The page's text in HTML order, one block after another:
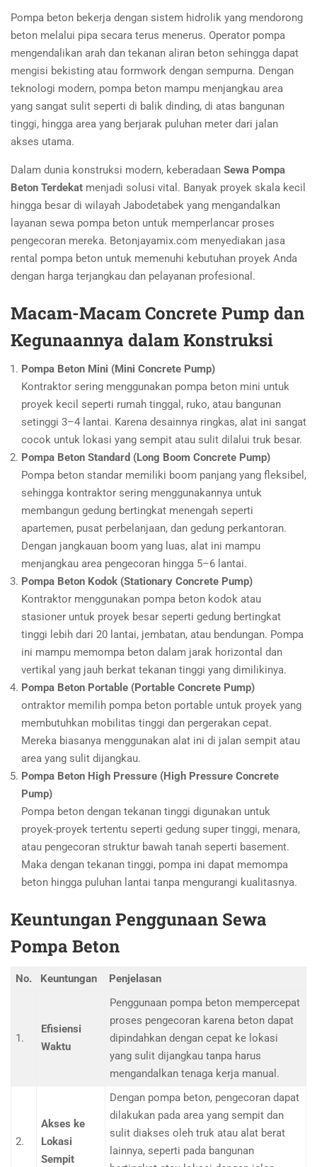
Pompa beton bekerja dengan sistem hidrolik yang mendorong
beton melalui pipa secara terus menerus. Operator pompa
mengendalikan arah dan tekanan aliran beton sehingga dapat
mengisi bekisting atau formwork dengan sempurna. Dengan
teknologi modern, pompa beton mampu menjangkau area
yang sangat sulit seperti di balik dinding, di atas bangunan
tinggi, hingga area yang berjarak puluhan meter dari jalan
akses utama.
Dalam dunia konstruksi modern, keberadaan Sewa Pompa
Beton Terdekat menjadi solusi vital. Banyak proyek skala kecil
hingga besar di wilayah Jabodetabek yang mengandalkan
layanan sewa pompa beton untuk memperlancar proses
pengecoran mereka. Betonjayamix.com menyediakan jasa
rental pompa beton untuk memenuhi kebutuhan proyek Anda
dengan harga terjangkau dan pelayanan profesional.
Macam-Macam Concrete Pump dan
Kegunaannya dalam Konstruksi
Pompa Beton Mini (Mini Concrete Pump)
Kontraktor sering menggunakan pompa beton mini untuk
proyek kecil seperti rumah tinggal, ruko, atau bangunan
setinggi 3–4 lantai. Karena desainnya ringkas, alat ini sangat
cocok untuk lokasi yang sempit atau sulit dilalui truk besar.
Pompa Beton Standard (Long Boom Concrete Pump)
Pompa beton standar memiliki boom panjang yang fleksibel,
sehingga kontraktor sering menggunakannya untuk
membangun gedung bertingkat menengah seperti
apartemen, pusat perbelanjaan, dan gedung perkantoran.
Dengan jangkauan boom yang luas, alat ini mampu
menjangkau area pengecoran hingga 5–6 lantai.
Pompa Beton Kodok (Stationary Concrete Pump)
Kontraktor menggunakan pompa beton kodok atau
stasioner untuk proyek besar seperti gedung bertingkat
tinggi lebih dari 20 lantai, jembatan, atau bendungan. Pompa
ini mampu memompa beton dalam jarak horizontal dan
vertikal yang jauh berkat tekanan tinggi yang dimilikinya.
Pompa Beton Portable (Portable Concrete Pump)
ontraktor memilih pompa beton portable untuk proyek yang
membutuhkan mobilitas tinggi dan pergerakan cepat.
Mereka biasanya menggunakan alat ini di jalan sempit atau
area yang sulit dijangkau.
Pompa Beton High Pressure (High Pressure Concrete
Pump)
Pompa beton dengan tekanan tinggi digunakan untuk
proyek-proyek tertentu seperti gedung super tinggi, menara,
atau pengecoran struktur bawah tanah seperti basement.
Maka dengan tekanan tinggi, pompa ini dapat memompa
beton hingga puluhan lantai tanpa mengurangi kualitasnya.
Keuntungan Penggunaan Sewa
Pompa Beton
No. Keuntungan Penjelasan
1.
Efisiensi
Waktu
Penggunaan pompa beton mempercepat
proses pengecoran karena beton dapat
dipindahkan dengan cepat ke lokasi
yang sulit dijangkau tanpa harus
mengandalkan tenaga kerja manual.
2.
Akses ke
Lokasi
Sempit
Dengan pompa beton, pengecoran dapat
dilakukan pada area yang sempit dan
sulit diakses oleh truk atau alat berat
lainnya, seperti pada bangunan